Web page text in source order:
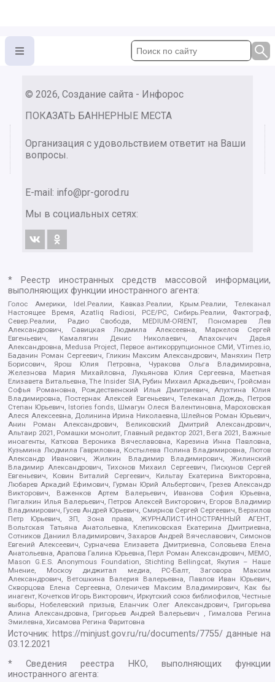
© 2026, Создание сайта - Инфорос
ПОКАЗАТЬ БАННЕРНЫЕ МЕСТА
Организация с удовольствием ответит на Ваши
вопросы.
E-mail: info@pr-gorod.ru
Мы в социальных сетях:
* Реестр иностранных средств массовой информации,
выполняющих функции иностранного агента:
Голос Америки, Idel.Реалии, Кавказ.Реалии, Крым.Реалии, Телеканал
Настоящее Время, Azatliq Radiosi, PCE/PC, Сибирь.Реалии, Фактограф,
Север.Реалии, Радио Свобода, MEDIUM-ORIENT, Пономарев Лев
Александрович, Савицкая Людмила Алексеевна, Маркелов Сергей
Евгеньевич, Камалягин Денис Николаевич, Апахончич Дарья
Александровна, Medusa Project, Первое антикоррупционное СМИ, VTimes.io,
Баданин Роман Сергеевич, Гликин Максим Александрович, Маняхин Петр
Борисович, Ярош Юлия Петровна, Чуракова Ольга Владимировна,
Железнова Мария Михайловна, Лукьянова Юлия Сергеевна, Маетная
Елизавета Витальевна, The Insider SIA, Рубин Михаил Аркадьевич, Гройсман
Софья Романовна, Рождественский Илья Дмитриевич, Апухтина Юлия
Владимировна, Постернак Алексей Евгеньевич, Телеканал Дождь, Петров
Степан Юрьевич, Istories fonds, Шмагун Олеся Валентиновна, Мароховская
Алеся Алексеевна, Долинина Ирина Николаевна, Шлейнов Роман Юрьевич,
Анин Роман Александрович, Великовский Дмитрий Александрович,
Альтаир 2021, Ромашки монолит, Главный редактор 2021, Вега 2021, Важные
иноагенты, Каткова Вероника Вячеславовна, Карезина Инна Павловна,
Кузьмина Людмила Гавриловна, Костылева Полина Владимировна, Лютов
Александр Иванович, Жилкин Владимир Владимирович, Жилинский
Владимир Александрович, Тихонов Михаил Сергеевич, Пискунов Сергей
Евгеньевич, Ковин Виталий Сергеевич, Кильтау Екатерина Викторовна,
Любарев Аркадий Ефимович, Гурман Юрий Альбертович, Грезев Александр
Викторович, Важенков Артем Валерьевич, Иванова София Юрьевна,
Пигалкин Илья Валерьевич, Петров Алексей Викторович, Егоров Владимир
Владимирович, Гусев Андрей Юрьевич, Смирнов Сергей Сергеевич, Верзилов
Петр Юрьевич, ЗП, Зона права, ЖУРНАЛИСТ-ИНОСТРАННЫЙ АГЕНТ,
Вольтская Татьяна Анатольевна, Клепиковская Екатерина Дмитриевна,
Сотников Даниил Владимирович, Захаров Андрей Вячеславович, Симонов
Евгений Алексеевич, Сурначева Елизавета Дмитриевна, Соловьева Елена
Анатольевна, Арапова Галина Юрьевна, Перл Роман Александрович, МЕМО,
Mason G.E.S. Anonymous Foundation, Stichting Bellingcat, Якутия – Наше
Мнение, Москоу диджитал медиа, РС-Балт, Заговора Максим
Александрович, Ветошкина Валерия Валерьевна, Павлов Иван Юрьевич,
Скворцова Елена Сергеевна, Оленичев Максим Владимирович, Как бы
инагент, Кочетков Игорь Викторович, Иркутский союз библиофилов, Честные
выборы, Нобелевский призыв, Еланчик Олег Александрович, Григорьева
Алина Александровна, Григорьев Андрей Валерьевич , Гималова Регина
Эмилевна, Хисамова Регина Фаритовна
Источник: https://minjust.gov.ru/ru/documents/7755/ данные на
03.12.2021
* Сведения реестра НКО, выполняющих функции
иностранного агента: